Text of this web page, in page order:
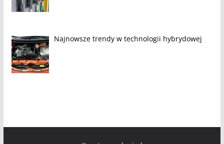
Najnowsze trendy w technologii hybrydowej